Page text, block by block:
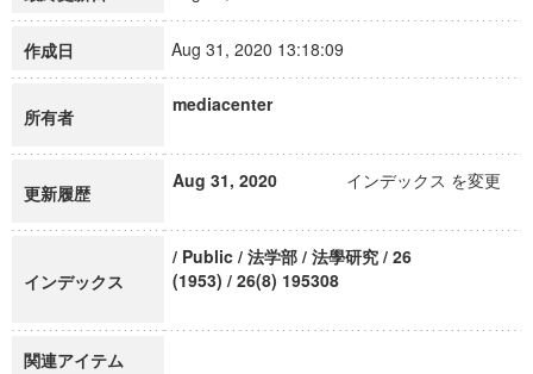
作成日 Aug 31, 2020 13:18:09
所有者
mediacenter
更新履歴
Aug 31, 2020 インデックス を変更
インデックス
/ Public / 法学部 / 法學研究 / 26
(1953) / 26(8) 195308
関連アイテム